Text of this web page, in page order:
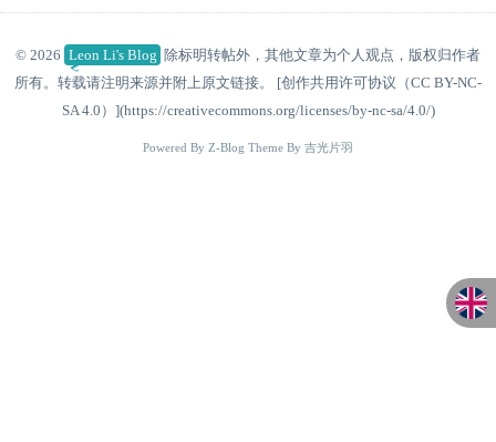
© 2026 Leon Li's Blog 除标明转帖外，其他文章为个人观点，版权归作者
所有。转载请注明来源并附上原文链接。 [创作共用许可协议（CC BY-NC-
SA 4.0）](https://creativecommons.org/licenses/by-nc-sa/4.0/)
Powered By Z-Blog Theme By 吉光片羽